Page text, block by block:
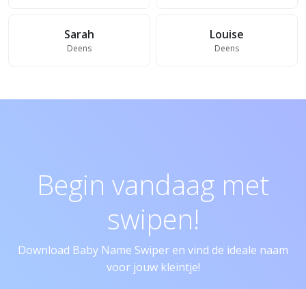
Sarah
Deens
Louise
Deens
Begin vandaag met
swipen!
Download Baby Name Swiper en vind de ideale naam
voor jouw kleintje!